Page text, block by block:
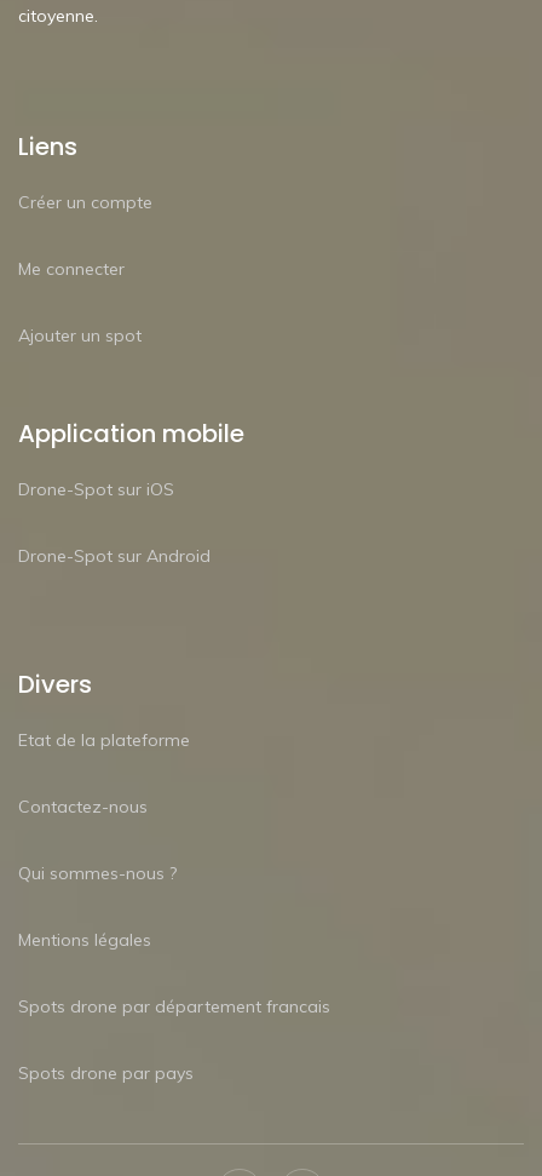
citoyenne.
Liens
Créer un compte
Me connecter
Ajouter un spot
Application mobile
Drone-Spot sur iOS
Drone-Spot sur Android
Divers
Etat de la plateforme
Contactez-nous
Qui sommes-nous ?
Mentions légales
Spots drone par département francais
Spots drone par pays